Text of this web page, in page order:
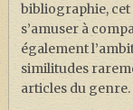
bibliographie, cet
s’amuser à
également
similitudes
articles du genre.